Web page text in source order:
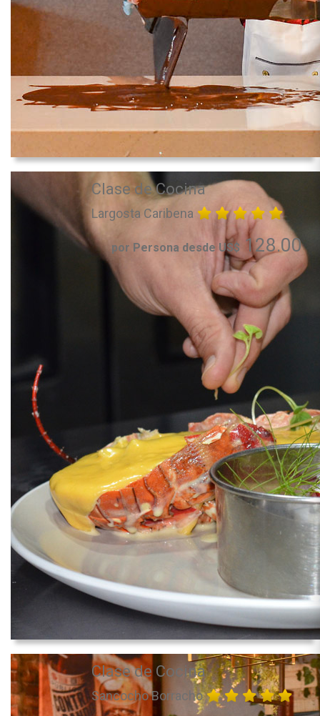
Clase de Cocina
Largosta Caribena
por Persona desde US$ 128.00
Clase de Cocina
Sancocho Borracho